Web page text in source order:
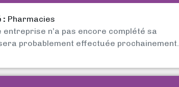
: Pharmacies
entreprise n’a pas encore complété sa
probablement effectuée prochainement.